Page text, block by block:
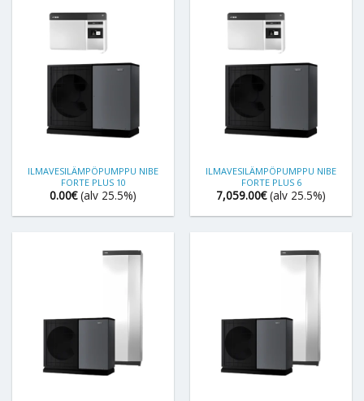
ILMAVESILÄMPÖPUMPPU NIBE
FORTE PLUS 10
0.00€ (alv 25.5%)
ILMAVESILÄMPÖPUMPPU NIBE
FORTE PLUS 6
7,059.00€ (alv 25.5%)